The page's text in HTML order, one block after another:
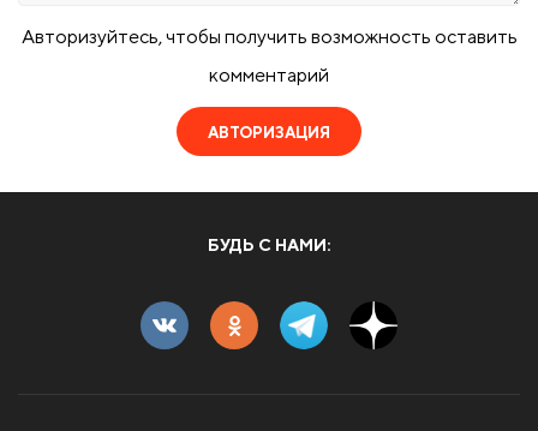
Авторизуйтесь, чтобы получить возможность оставить
комментарий
АВТОРИЗАЦИЯ
БУДЬ С НАМИ: